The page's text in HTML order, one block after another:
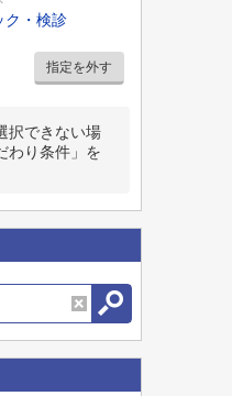
ク・検診
指定を外す
択できない場
わり条件」を